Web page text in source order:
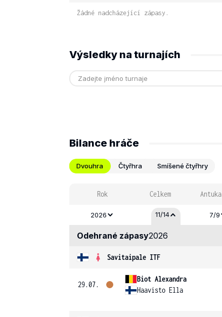
Žádné nadcházející zápasy.
Výsledky na turnajích
Bilance hráče
Dvouhra Čtyřhra Smíšené čtyřhry
Rok Celkem Antuka
2026 11/14 7/9
Odehrané zápasy2026
Savitaipale ITF
29.07.
Biot Alexandra
Haavisto Ella